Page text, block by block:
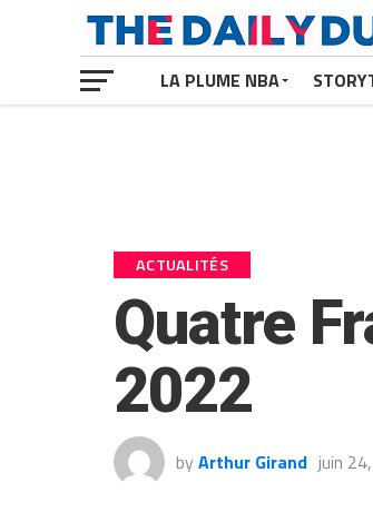
LA PLUME NBA
ACTUALITÉS
Quatre
2022
by Arthur Girand juin